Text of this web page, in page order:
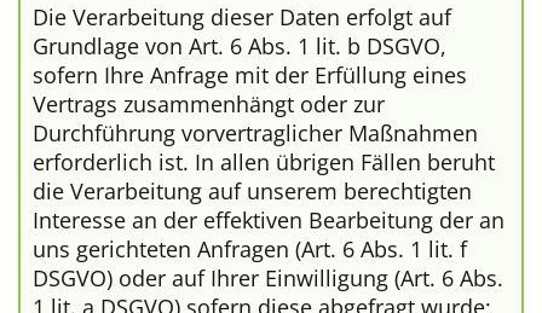
Die Verarbeitung dieser Daten erfolgt auf
Grundlage von Art. 6 Abs. 1 lit. b DSGVO,
sofern Ihre Anfrage mit der Erfüllung eines
Vertrags zusammenhängt oder zur
Durchführung vorvertraglicher Maßnahmen
erforderlich ist. In allen übrigen Fällen beruht
die Verarbeitung auf unserem berechtigten
Interesse an der effektiven Bearbeitung der an
uns gerichteten Anfragen (Art. 6 Abs. 1 lit. f
DSGVO) oder auf Ihrer Einwilligung (Art. 6 Abs.
1 lit. a DSGVO) sofern diese abgefragt wurde;